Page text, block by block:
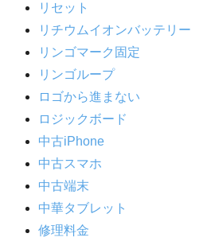
リセット
リチウムイオンバッテリー
リンゴマーク固定
リンゴループ
ロゴから進まない
ロジックボード
中古iPhone
中古スマホ
中古端末
中華タブレット
修理料金